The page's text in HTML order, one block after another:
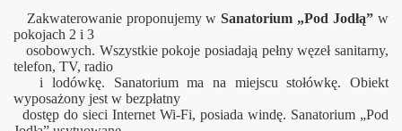
Zakwaterowanie proponujemy wSanatorium „Pod Jodłą”w
pokojach 2 i 3
osobowych. Wszystkie pokoje posiadają pełny węzeł sanitarny,
telefon, TV, radio
i lodówkę. Sanatorium ma na miejscu stołówkę. Obiekt
wyposażony jest w bezpłatny
dostęp do sieci Internet Wi-Fi, posiada windę. Sanatorium „Pod